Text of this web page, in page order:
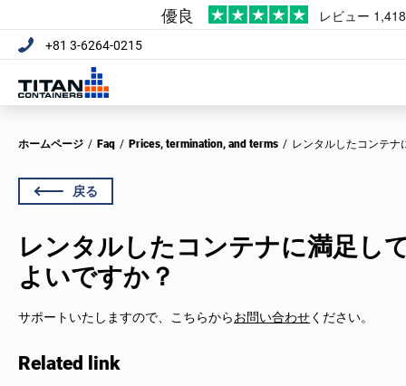
+81 3-6264-0215
ホームページ / Faq / Prices, termination, and terms / レンタルしたコンテ
戻る
レンタルしたコンテナに満足し
よいですか？
サポートいたしますので、こちらからお問い合わせください。
Related link